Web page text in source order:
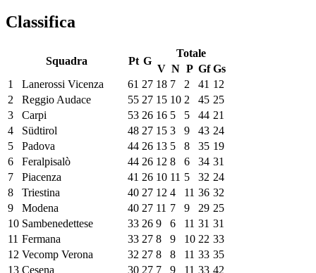
Classifica
Squadra Pt G
Totale
V N P Gf Gs
1
Lanerossi Vicenza 61 27 18 7 2 41 12
2
Reggio Audace 55 27 15 10 2 45 25
3
Carpi 53 26 16 5 5 44 21
4
Südtirol 48 27 15 3 9 43 24
5
Padova 44 26 13 5 8 35 19
6
Feralpisalò 44 26 12 8 6 34 31
7
Piacenza 41 26 10 11 5 32 24
8
Triestina 40 27 12 4 11 36 32
9
Modena 40 27 11 7 9 29 25
10 Sambenedettese 33 26 9 6 11 31 31
11 Fermana 33 27 8 9 10 22 33
12 Vecomp Verona 32 27 8 8 11 33 35
13 Cesena 30 27 7 9 11 33 42